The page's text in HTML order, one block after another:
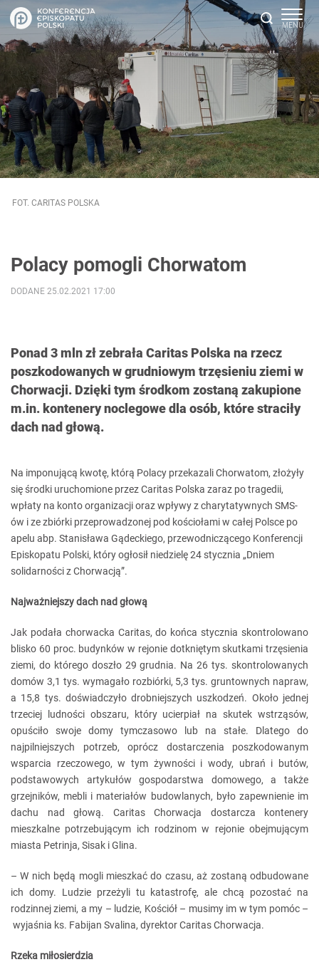
FOT. CARITAS POLSKA
Polacy pomogli Chorwatom
Ponad 3 mln zł zebrała Caritas Polska na rzecz
poszkodowanych w grudniowym trzęsieniu ziemi w
Chorwacji. Dzięki tym środkom zostaną zakupione
m.in. kontenery noclegowe dla osób, które straciły
dach nad głową.
DODANE 25.02.2021 17:00
Na imponującą kwotę, którą Polacy przekazali Chorwatom, złożyły
się środki uruchomione przez Caritas Polska zaraz po tragedii,
wpłaty na konto organizacji oraz wpływy z charytatywnych SMS-
ów i ze zbiórki przeprowadzonej pod kościołami w całej Polsce po
apelu abp. Stanisława Gądeckiego, przewodniczącego Konferencji
Episkopatu Polski, który ogłosił niedzielę 24 stycznia „Dniem
solidarności z Chorwacją”.
Najważniejszy dach nad głową
Jak podała chorwacka Caritas, do końca stycznia skontrolowano
blisko 60 proc. budynków w rejonie dotkniętym skutkami trzęsienia
ziemi, do którego doszło 29 grudnia. Na 26 tys. skontrolowanych
domów 3,1 tys. wymagało rozbiórki, 5,3 tys. gruntownych napraw,
a 15,8 tys. doświadczyło drobniejszych uszkodzeń. Około jednej
trzeciej ludności obszaru, który ucierpiał na skutek wstrząsów,
opuściło swoje domy tymczasowo lub na stałe. Dlatego do
najpilniejszych potrzeb, oprócz dostarczenia poszkodowanym
wsparcia rzeczowego, w tym żywności i wody, ubrań i butów,
podstawowych artykułów gospodarstwa domowego, a także
grzejników, mebli i materiałów budowlanych, było zapewnienie im
dachu nad głową. Caritas Chorwacja dostarcza kontenery
mieszkalne potrzebującym ich rodzinom w rejonie obejmującym
miasta Petrinja, Sisak i Glina.
– W nich będą mogli mieszkać do czasu, aż zostaną odbudowane
ich domy. Ludzie przeżyli tu katastrofę, ale chcą pozostać na
rodzinnej ziemi, a my – ludzie, Kościół – musimy im w tym pomóc –
wyjaśnia ks. Fabijan Svalina, dyrektor Caritas Chorwacja.
Rzeka miłosierdzia